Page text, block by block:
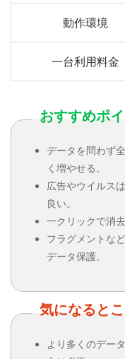
動作環境
一台利用料金
おすすめポ
データを問わず
く増やせる。
広告やウイルス
良い。
一クリックで消
フラグメントな
データ保護。
気になると
より多くのデー